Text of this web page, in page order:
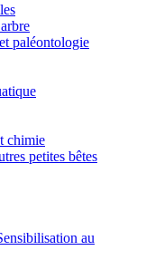
paléontologie
chimie
petites bêtes
au